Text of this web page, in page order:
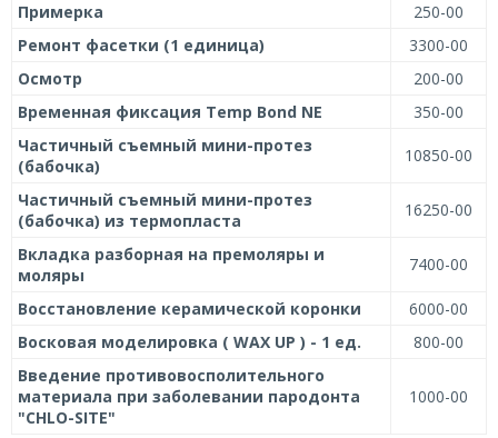
Примерка
250-00
Ремонт фасетки (1 единица)
3300-00
Осмотр
200-00
Временная фиксация Temp Bond NE
350-00
Частичный съемный мини-протез
(бабочка)
10850-00
Частичный съемный мини-протез
(бабочка) из термопласта
16250-00
Вкладка разборная на премоляры и
моляры
7400-00
Восстановление керамической коронки
6000-00
Восковая моделировка ( WAX UP ) - 1 ед.
800-00
Введение противовосполительного
материала при заболевании пародонта
"CHLO-SITE"
1000-00